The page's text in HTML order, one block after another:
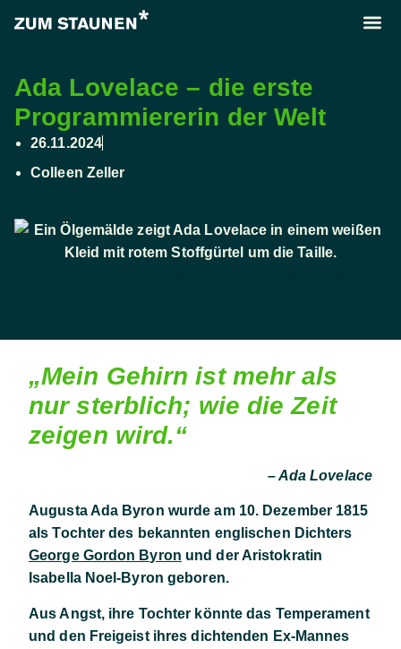
Ada Lovelace – die erste
Programmiererin der Welt
26.11.2024
Colleen Zeller
„Mein Gehirn ist mehr als
nur sterblich; wie die Zeit
zeigen wird.“
– Ada Lovelace
Augusta Ada Byron wurde am 10. Dezember 1815
als Tochter des bekannten englischen Dichters
George Gordon Byron und der Aristokratin
Isabella Noel-Byron geboren.
Aus Angst, ihre Tochter könnte das Temperament
und den Freigeist ihres dichtenden Ex-Mannes